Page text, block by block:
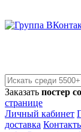
Заказать постер
странице
Личный кабинет
доставка